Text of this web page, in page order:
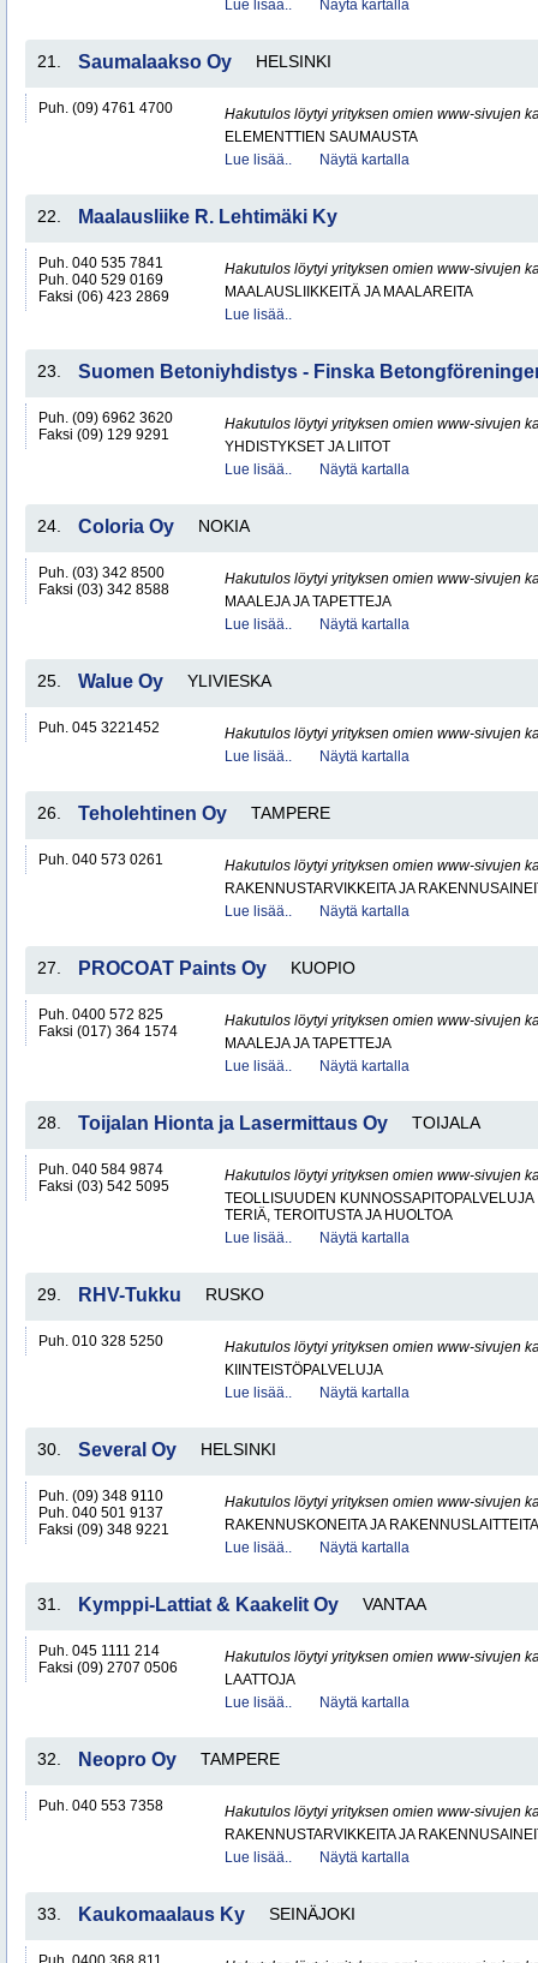
Lue lisää.. Näytä kartalla
21. Saumalaakso Oy HELSINKI
Puh. (09) 4761 4700
Hakutulos löytyi yrityksen omien www-sivujen
ELEMENTTIEN SAUMAUSTA
Lue lisää..
Näytä kartalla
22. Maalausliike R. Lehtimäki Ky
Puh. 040 535 7841
Puh. 040 529 0169
Faksi (06) 423 2869
Hakutulos löytyi yrityksen omien www-sivujen
MAALAUSLIIKKEITÄ JA MAALAREITA
Lue lisää..
23. Suomen Betoniyhdistys - Finska
Puh. (09) 6962 3620
Faksi (09) 129 9291
Hakutulos löytyi yrityksen omien www-sivujen
YHDISTYKSET JA LIITOT
Lue lisää..
Näytä kartalla
24. Coloria Oy NOKIA
Puh. (03) 342 8500
Faksi (03) 342 8588
Hakutulos löytyi yrityksen omien www-sivujen
MAALEJA JA TAPETTEJA
Lue lisää..
Näytä kartalla
25. Walue Oy YLIVIESKA
Puh. 045 3221452
Hakutulos löytyi yrityksen omien www-sivujen
Lue lisää..
Näytä kartalla
26. Teholehtinen Oy TAMPERE
Puh. 040 573 0261
Hakutulos löytyi yrityksen omien www-sivujen
RAKENNUSTARVIKKEITA JA
Lue lisää..
Näytä kartalla
27. PROCOAT Paints Oy KUOPIO
Puh. 0400 572 825
Faksi (017) 364 1574
Hakutulos löytyi yrityksen omien www-sivujen
MAALEJA JA TAPETTEJA
Lue lisää..
Näytä kartalla
28. Toijalan Hionta ja Lasermittaus Oy TOIJALA
Puh. 040 584 9874
Faksi (03) 542 5095
Hakutulos löytyi yrityksen omien www-sivujen
TEOLLISUUDEN KUNNOSSAPITOPALVELUJA
TERIÄ, TEROITUSTA JA HUOLTOA
Lue lisää..
Näytä kartalla
29. RHV-Tukku RUSKO
Puh. 010 328 5250
Hakutulos löytyi yrityksen omien www-sivujen
KIINTEISTÖPALVELUJA
Lue lisää..
Näytä kartalla
30. Several Oy HELSINKI
Puh. (09) 348 9110
Puh. 040 501 9137
Faksi (09) 348 9221
Hakutulos löytyi yrityksen omien www-sivujen
RAKENNUSKONEITA JA RAKENNUSLAITTEITA
Lue lisää..
Näytä kartalla
31. Kymppi-Lattiat & Kaakelit Oy VANTAA
Puh. 045 1111 214
Faksi (09) 2707 0506
Hakutulos löytyi yrityksen omien www-sivujen
LAATTOJA
Lue lisää..
Näytä kartalla
32. Neopro Oy TAMPERE
Puh. 040 553 7358
Hakutulos löytyi yrityksen omien www-sivujen
RAKENNUSTARVIKKEITA JA
Lue lisää..
Näytä kartalla
33. Kaukomaalaus Ky SEINÄJOKI